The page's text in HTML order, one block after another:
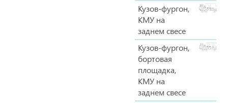
Кузов-фургон,
КМУ на
заднем свесе
Кузов-фургон,
бортовая
площадка,
КМУ на
заднем свесе